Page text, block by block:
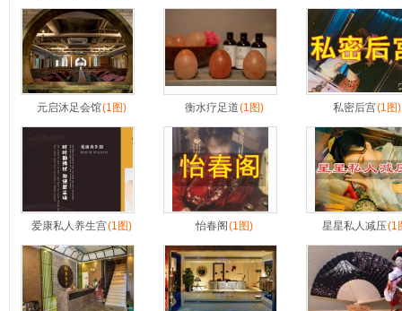
元启沐足会馆(1图) 衡水疗足道(1图) 私密后宫(1图)
爱康私人养生宫(1图) 怡春阁 (1图) 星星私人减压(1